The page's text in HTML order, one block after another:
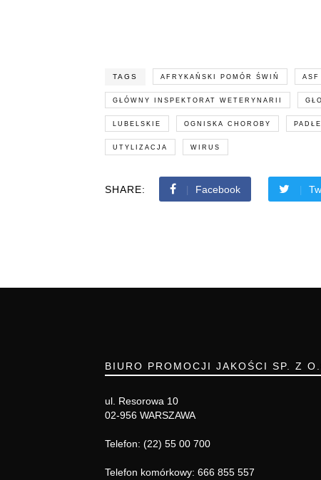
TAGS AFRYKAŃSKI POMÓR ŚWIŃ ASF
GŁÓWNY INSPEKTORAT WETERYNARII
LUBELSKIE OGNISKA CHOROBY
UTYLIZACJA WIRUS
SHARE: Facebook
BIURO PROMOCJI JAKOŚCI SP. Z
ul. Resorowa 10
02-956 WARSZAWA
Telefon: (22) 55 00 700
Telefon komórkowy: 666 855 557